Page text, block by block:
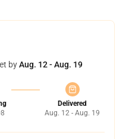
byAug. 12 - Aug. 19
Delivered
Aug. 12 - Aug. 19